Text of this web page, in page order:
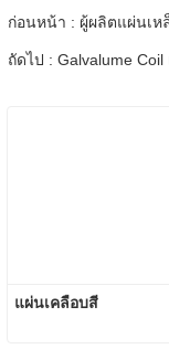
ถัดไป : Galvalume
แผ่นเคลือบสี